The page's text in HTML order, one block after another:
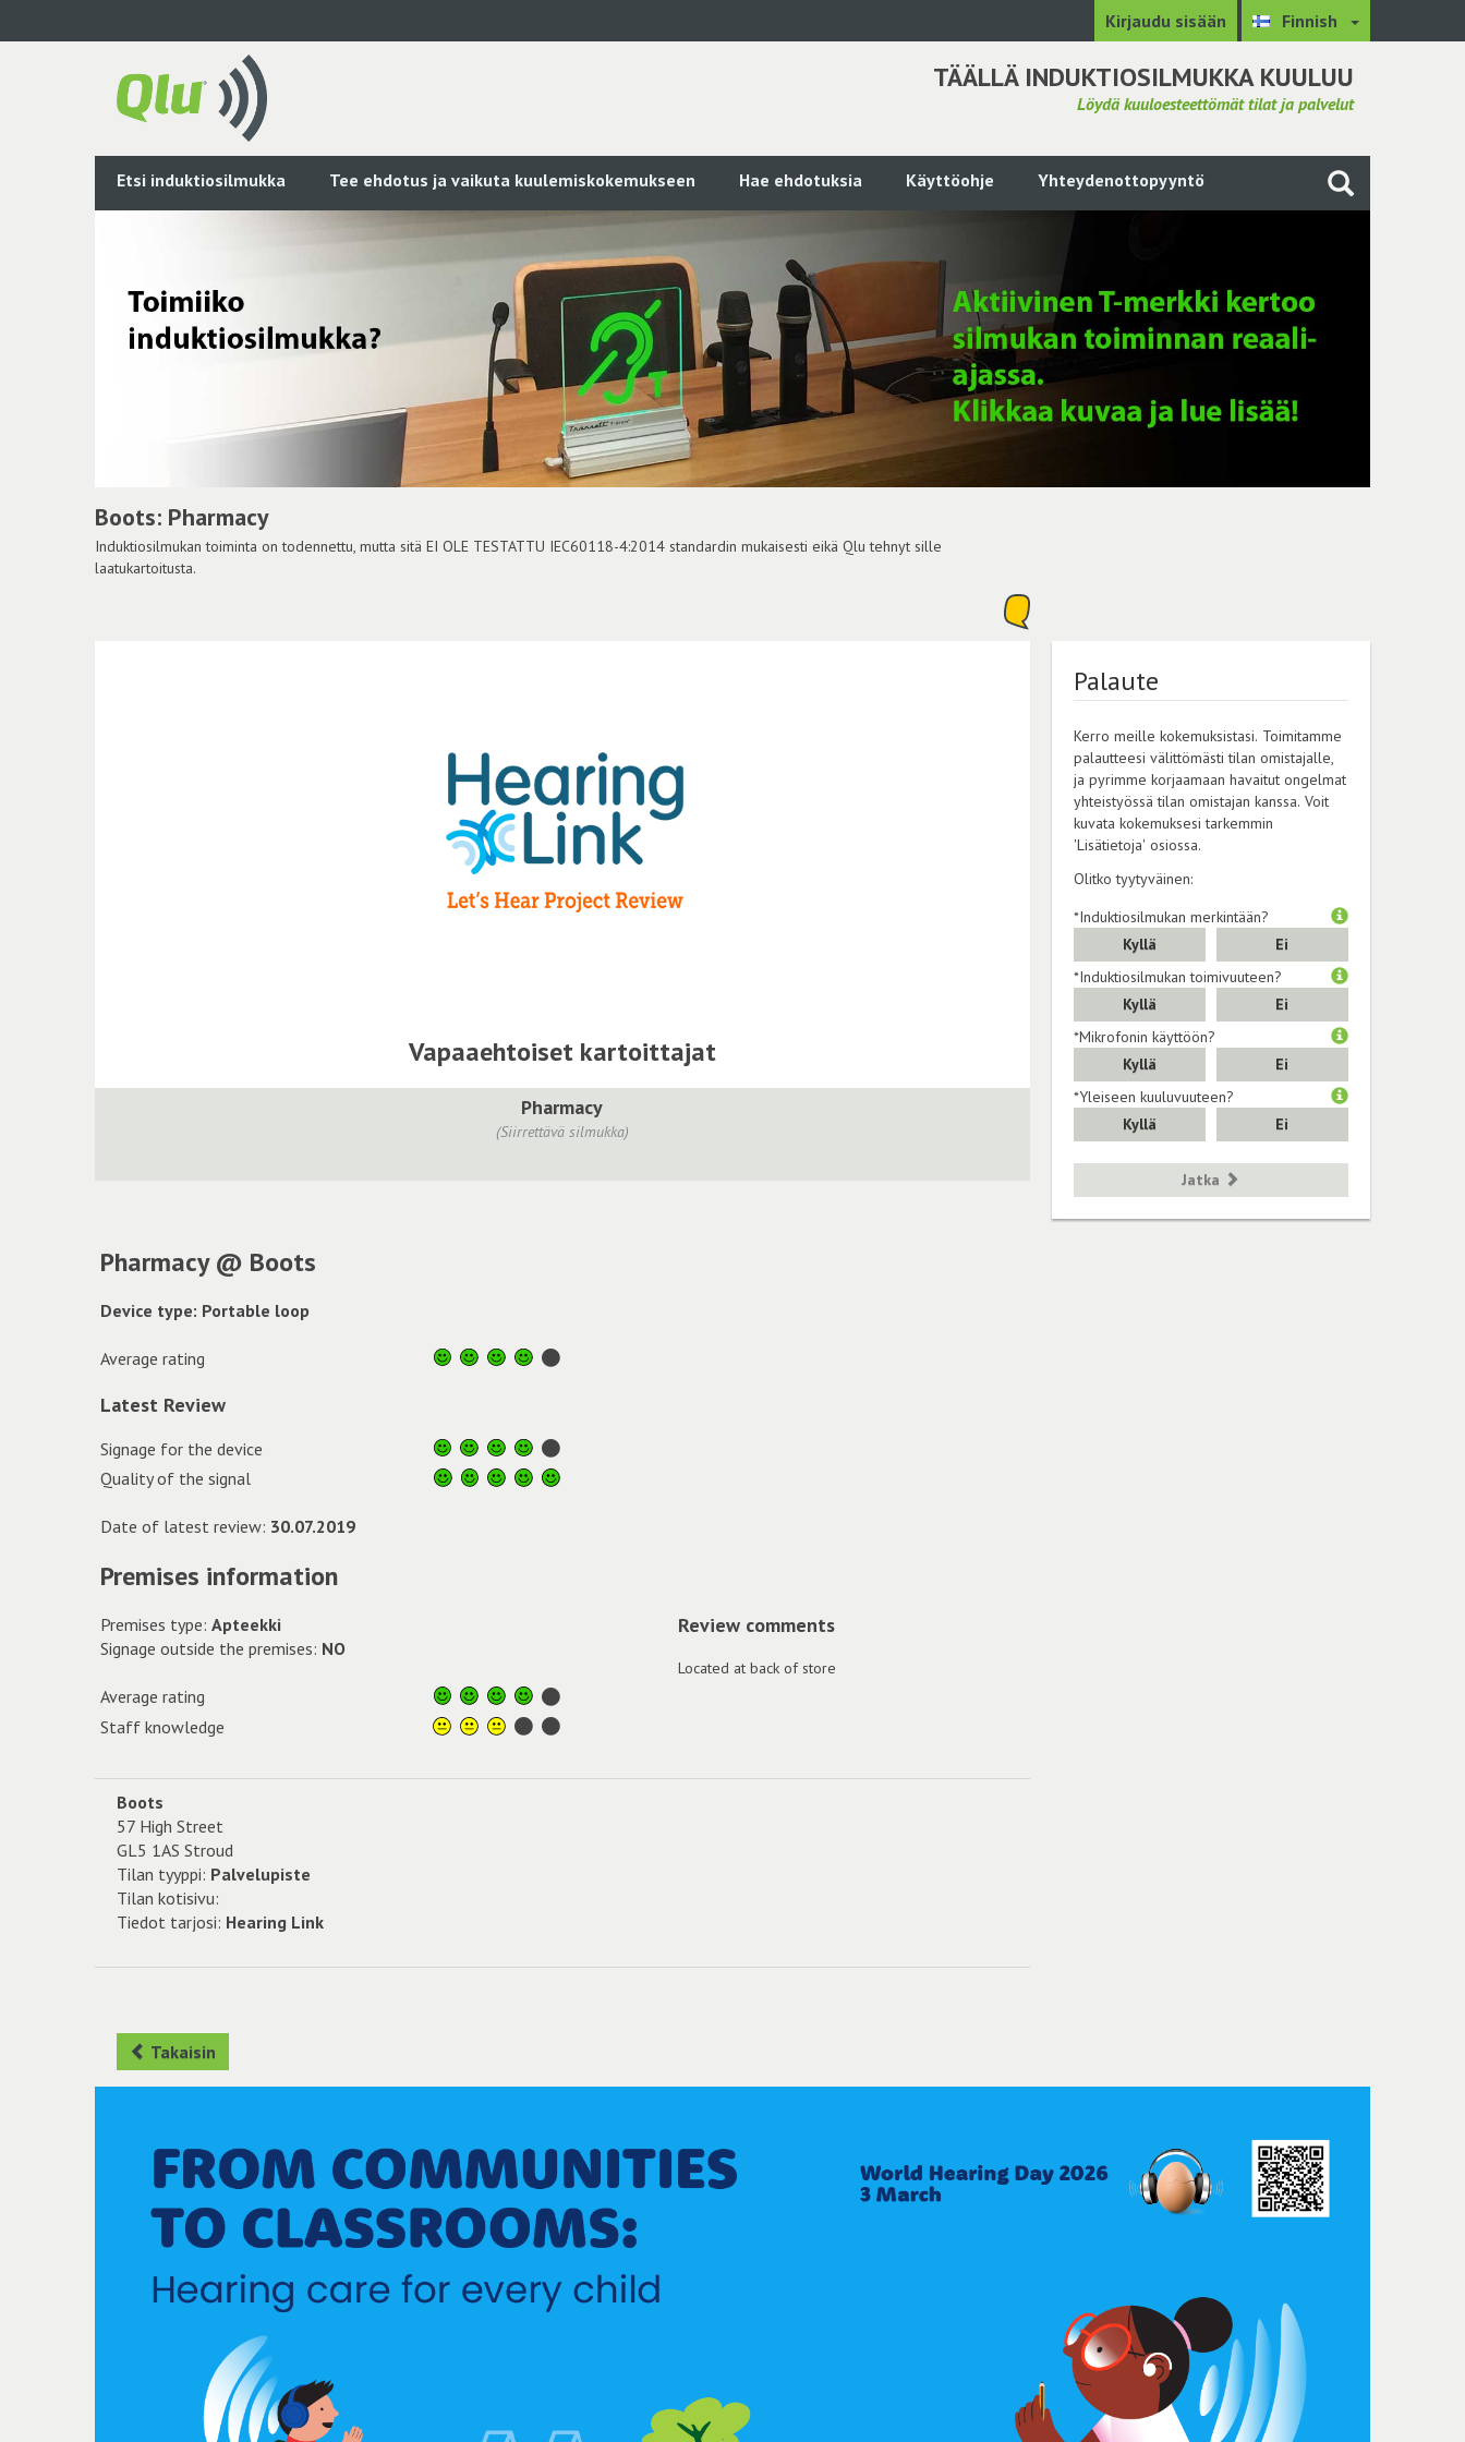
Kirjaudu sisään Finnish
TÄÄLLÄ INDUKTIOSILMUKKA KUULUU
Löydä kuuloesteettömät tilat ja palvelut
Etsi induktiosilmukka Tee ehdotus ja vaikuta kuulemiskokemukseen Hae ehdotuksia Käyttöohje Yhteydenottopyyntö
Boots: Pharmacy
Induktiosilmukan toiminta on todennettu, mutta sitä EI OLE TESTATTU IEC60118-4:2014 standardin mukaisesti eikä Qlu tehnyt sille
laatukartoitusta.
Vapaaehtoiset kartoittajat
Pharmacy
(Siirrettävä silmukka)
Pharmacy @ Boots
Device type: Portable loop
Average rating
Latest Review
Signage for the device
Quality of the signal
Date of latest review: 30.07.2019
Premises information
Premises type: Apteekki
Signage outside the premises: NO
Average rating
Staff knowledge
Review comments
Located at back of store
Boots
57 High Street
GL5 1AS Stroud
Tilan tyyppi: Palvelupiste
Tilan kotisivu:
Tiedot tarjosi: Hearing Link
Palaute
Kerro meille kokemuksistasi. Toimitamme
palautteesi välittömästi tilan omistajalle,
ja pyrimme korjaamaan havaitut ongelmat
yhteistyössä tilan omistajan kanssa. Voit
kuvata kokemuksesi tarkemmin
'Lisätietoja' osiossa.
Olitko tyytyväinen:
*Induktiosilmukan merkintään?
Kyllä
Ei
*Induktiosilmukan toimivuuteen?
Kyllä
Ei
*Mikrofonin käyttöön?
Kyllä
Ei
*Yleiseen kuuluvuuteen?
Kyllä
Ei
Jatka
Takaisin